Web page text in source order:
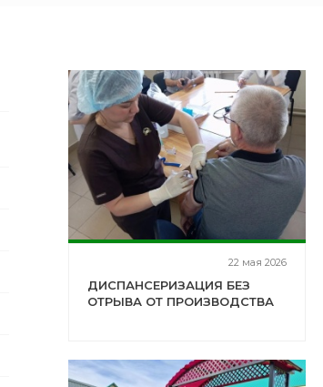
22 мая 2026
ДИСПАНСЕРИЗАЦИЯ БЕЗ
ОТРЫВА ОТ ПРОИЗВОДСТВА